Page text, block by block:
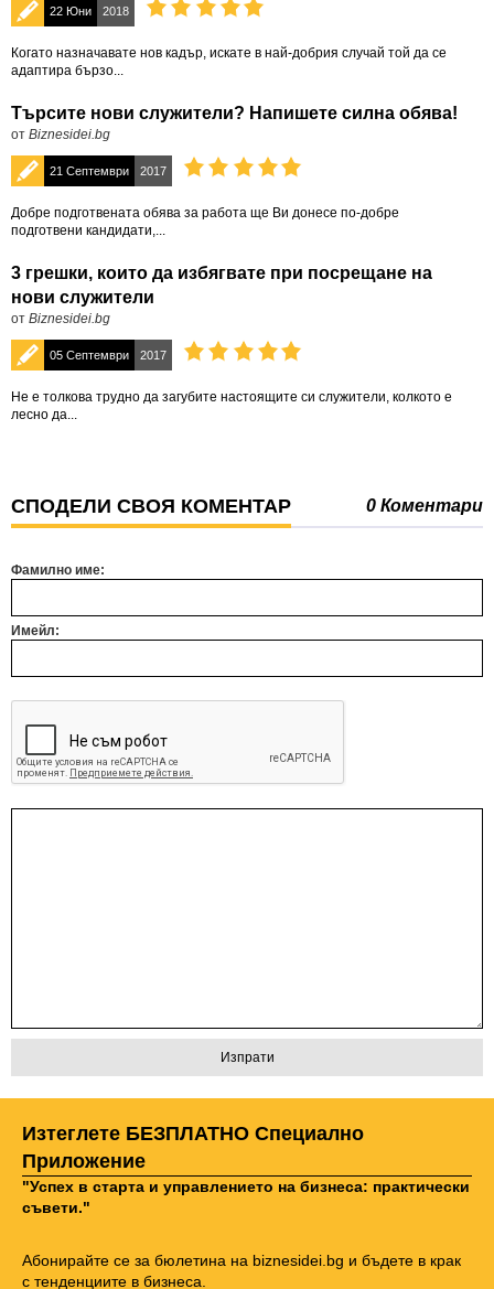
22 Юни 2018
Когато назначавате нов кадър, искате в най-добрия случай той да се
адаптира бързо...
Търсите нови служители? Напишете силна обява!
от Biznesidei.bg
21 Септември 2017
Добре подготвената обява за работа ще Ви донесе по-добре
подготвени кандидати,...
3 грешки, които да избягвате при посрещане на
нови служители
от Biznesidei.bg
05 Септември 2017
Не е толкова трудно да загубите настоящите си служители, колкото е
лесно да...
СПОДЕЛИ СВОЯ КОМЕНТАР 0 Коментари
Фамилно име:
Имейл:
Изтеглете БЕЗПЛАТНО Специално
Приложение
"Успех в старта и управлението на бизнеса: практически
съвети."
Абонирайте се за бюлетина на biznesidei.bg и бъдете в крак
с тенденциите в бизнеса.